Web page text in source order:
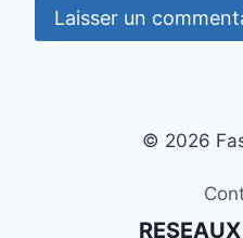
© 2026